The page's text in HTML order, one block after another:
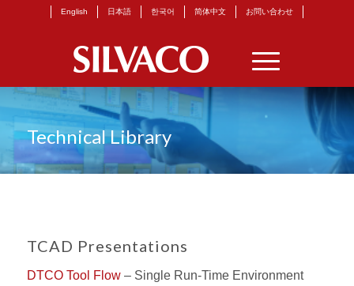
English 日本語 한국어 简体中文 お問い合わせ
Technical Library
TCAD Presentations
DTCO Tool Flow– Single Run-Time Environment